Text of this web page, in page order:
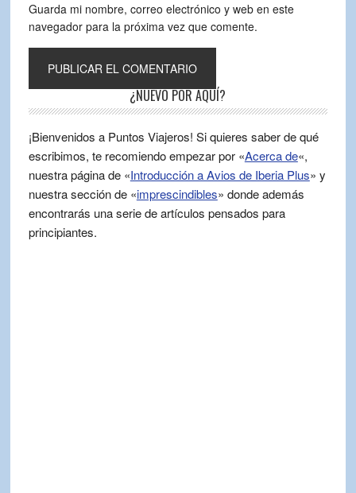
Guarda mi nombre, correo electrónico y web en este
navegador para la próxima vez que comente.
¿NUEVO POR AQUÍ?
¡Bienvenidos a Puntos Viajeros! Si quieres saber de qué
escribimos, te recomiendo empezar por «Acerca de«,
nuestra página de «Introducción a Avios de Iberia Plus» y
nuestra sección de «imprescindibles» donde además
encontrarás una serie de artículos pensados para
principiantes.